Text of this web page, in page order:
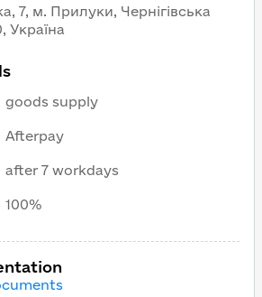
7, м. Прилуки, Чернігівська
Україна
goods supply
Afterpay
after 7 workdays
100%